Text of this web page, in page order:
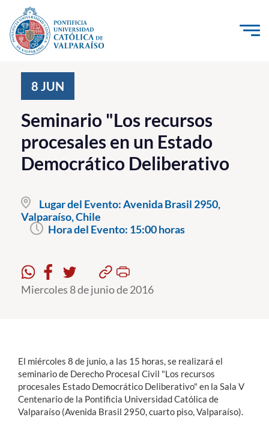
Click acá para ir directamente al contenido
Investigación, Creación e Innovación
PUCV Internacional
Vinculación con el Medio
Pregrado
Postgrado
Formación Continua
Alumni
English
8 JUN
Seminario "Los recursos
procesales en un Estado
Democrático Deliberativo
Lugar del Evento:Avenida Brasil 2950,
Valparaíso, Chile
Hora del Evento: 15:00 horas
Miercoles 8 de junio de 2016
El miércoles 8 de junio, a las 15 horas, se realizará el
seminario de Derecho Procesal Civil "Los recursos
procesales Estado Democrático Deliberativo" en la Sala V
Centenario de la Pontificia Universidad Católica de
Valparaíso (Avenida Brasil 2950, cuarto piso, Valparaíso).